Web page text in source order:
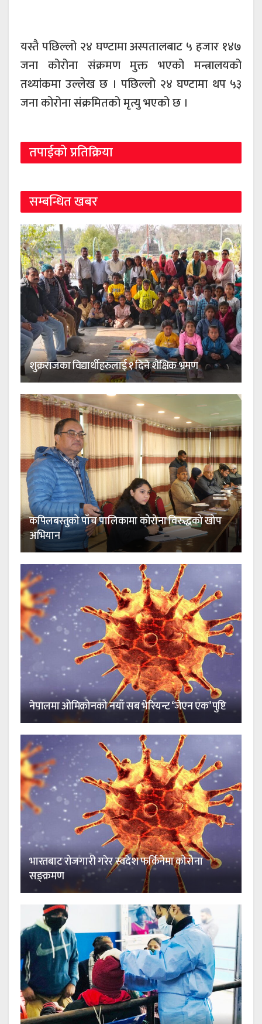
यस्तै पछिल्लो २४ घण्टामा अस्पतालबाट ५ हजार १४७
जना कोरोना संक्रमण मुक्त भएको मन्त्रालयको
तथ्यांकमा उल्लेख छ । पछिल्लो २४ घण्टामा थप ५३
जना कोरोना संक्रमितको मृत्यु भएको छ ।
तपाईको प्रतिक्रिया
सम्बन्धित खबर
शुक्रराजका विद्यार्थीहरुलाई १ दिने शैक्षिक भ्रमण
कपिलबस्तुको पाँच पालिकामा कोरोना विरुद्धको खोप
अभियान
नेपालमा ओमिक्रोनको नयाँ सब भेरियन्ट ‘जेएन एक’ पुष्टि
भारतबाट रोजगारी गरेर स्वदेश फर्किनेमा कोरोना
सङ्क्रमण